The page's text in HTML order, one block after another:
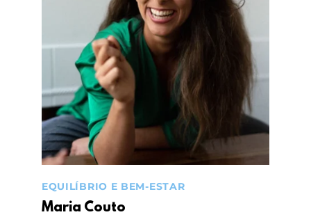
EQUILÍBRIO E BEM-ESTAR
Maria Couto